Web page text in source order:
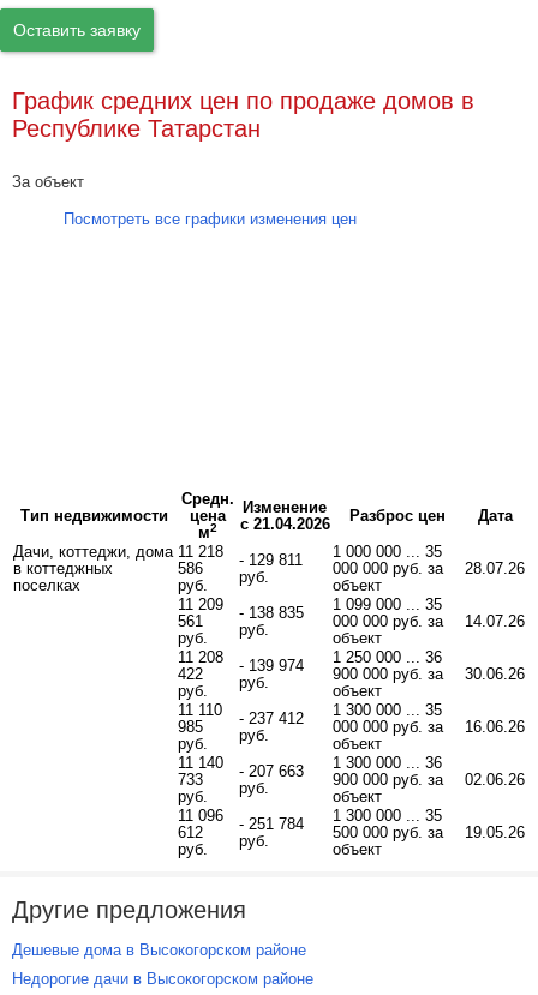
Оставить заявку
График средних цен по продаже домов в
Республике Татарстан
За объект
Посмотреть все графики изменения цен
Тип недвижимости
Средн.
цена
м2
Изменение
с 21.04.2026
Разброс цен
Дата
Дачи, коттеджи, дома
в коттеджных
поселках
11 218
586
руб.
- 129 811
руб.
1 000 000 ... 35
000 000 руб. за
объект
28.07.26
11 209
561
руб.
- 138 835
руб.
1 099 000 ... 35
000 000 руб. за
объект
14.07.26
11 208
422
руб.
- 139 974
руб.
1 250 000 ... 36
900 000 руб. за
объект
30.06.26
11 110
985
руб.
- 237 412
руб.
1 300 000 ... 35
000 000 руб. за
объект
16.06.26
11 140
733
руб.
- 207 663
руб.
1 300 000 ... 36
900 000 руб. за
объект
02.06.26
11 096
612
руб.
- 251 784
руб.
1 300 000 ... 35
500 000 руб. за
объект
19.05.26
Другие предложения
Дешевые дома в Высокогорском районе
Недорогие дачи в Высокогорском районе